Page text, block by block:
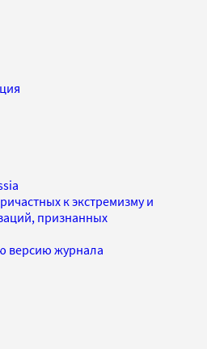
к экстремизму и
признанных
версию журнала